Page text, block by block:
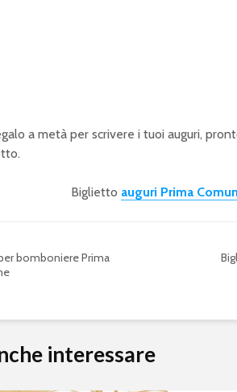
a metà per scrivere i tuoi auguri,
Biglietto auguri Prima
bomboniere Prima
interessare